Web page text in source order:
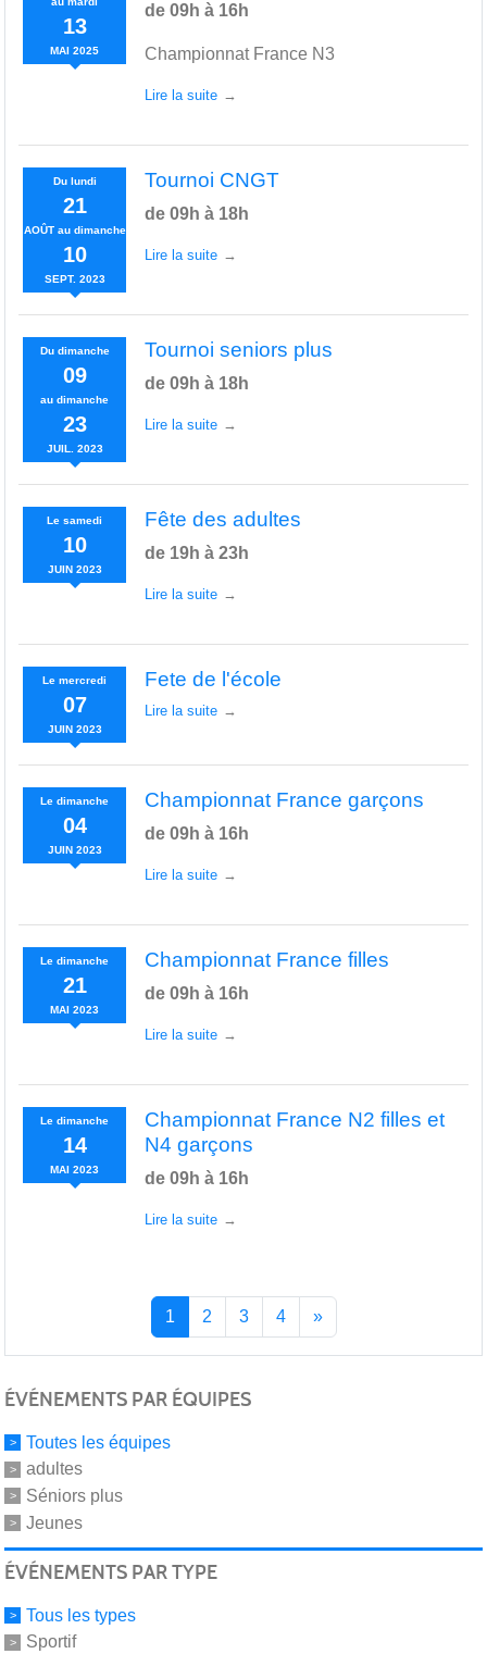
13
MAI 2025
de 09h à 16h
Championnat France N3
Lire la suite
Du lundi
21
AOÛTau dimanche
10
SEPT. 2023
Tournoi CNGT
de 09h à 18h
Lire la suite
Du dimanche
09
audimanche
23
JUIL. 2023
Tournoi seniors plus
de 09h à 18h
Lire la suite
Lesamedi
10
JUIN 2023
Fête des adultes
de 19h à 23h
Lire la suite
Lemercredi
07
JUIN 2023
Fete de l'école
Lire la suite
Ledimanche
04
JUIN 2023
Championnat France garçons
de 09h à 16h
Lire la suite
Ledimanche
21
MAI 2023
Championnat France filles
de 09h à 16h
Lire la suite
Ledimanche
14
MAI 2023
Championnat France N2 filles et
N4 garçons
de 09h à 16h
Lire la suite
1 2 3 4 »
ÉVÉNEMENTS PAR ÉQUIPES
Toutes les équipes
adultes
Séniors plus
Jeunes
ÉVÉNEMENTS PAR TYPE
Tous les types
Sportif